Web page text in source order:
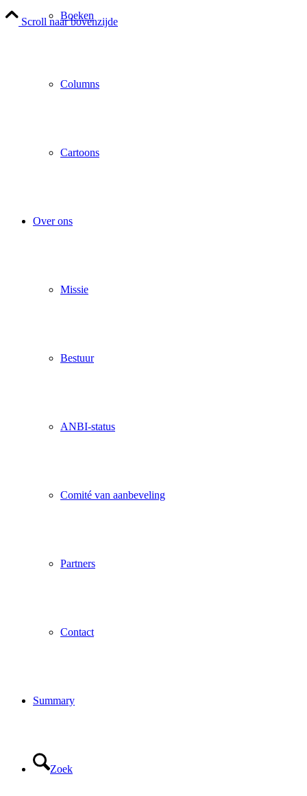
Boeken
Columns
Cartoons
Over ons
Missie
Bestuur
ANBI-status
Comité van aanbeveling
Partners
Contact
Summary
Zoek
Scroll naar bovenzijde